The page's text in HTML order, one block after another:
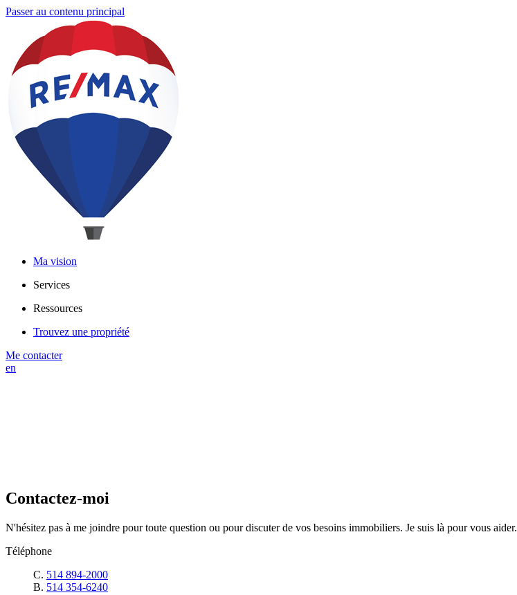
Passer au contenu principal
Ma vision
Services
Ressources
Trouvez une propriété
Me contacter
en
Contactez-moi
N'hésitez pas à me joindre pour toute question ou pour discuter de vos besoins immobiliers. Je suis là pour vous aider.
Téléphone
C. 514 894-2000
B. 514 354-6240